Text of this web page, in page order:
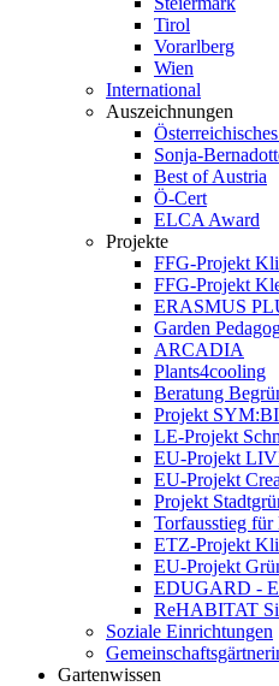
Tirol
Vorarlberg
Wien
International
Auszeichnungen
Sonja-
Best of Austria
Ö-Cert
ELCA Award
Projekte
FFG-Projekt
FFG-Projekt
ERASMUS
Garden
ARCADIA
Plants4cooling
Beratung
Projekt
LE-Projekt
EU-Projekt
EU-Projekt
Projekt
Torfausstieg
ETZ-Projekt
EU-Projekt
EDUGARD -
ReHABITAT
Soziale Einrichtungen
Gartenwissen